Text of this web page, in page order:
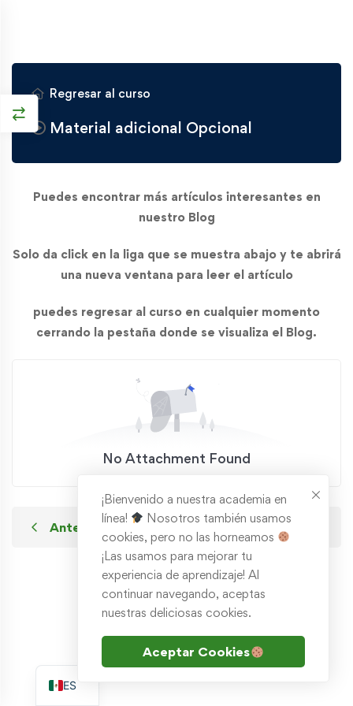
Regresar al curso
Material adicional Opcional
Puedes encontrar más artículos interesantes en
nuestro Blog
Solo da click en la liga que se muestra abajo y te abrirá
una nueva ventana para leer el artículo
puedes regresar al curso en cualquier momento
cerrando la pestaña donde se visualiza el Blog.
No Attachment Found
Anterior Siguiente
ES
EN
¡Bienvenido a nuestra academia en
línea!
Nosotros también usamos
cookies, pero no las horneamos
¡Las usamos para mejorar tu
experiencia de aprendizaje! Al
continuar navegando, aceptas
nuestras deliciosas cookies.
Aceptar Cookies